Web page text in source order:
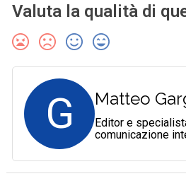
Valuta la qualità di
G Matteo
Editor e
comunicazione